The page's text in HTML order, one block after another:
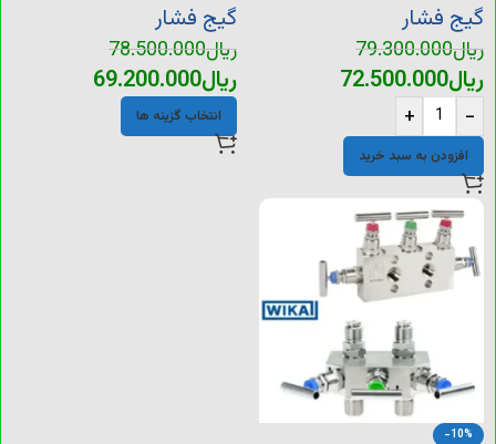
گیج فشار
ریال79.300.000
ریال72.500.000
-
+
افزودن به سبد خرید
گیج فشار
ریال78.500.000
ریال69.200.000
انتخاب گزینه ها
-10%